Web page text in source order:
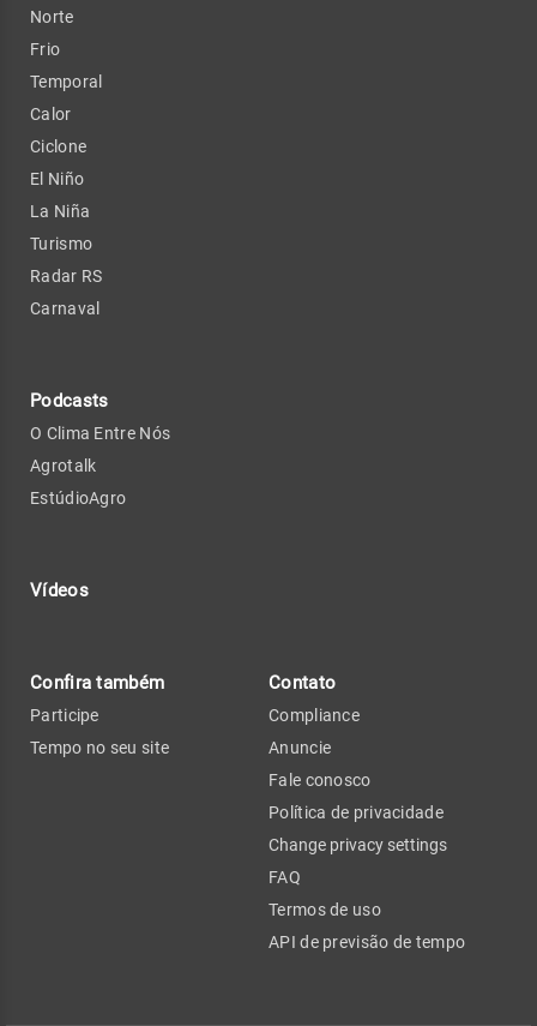
Norte
Frio
Temporal
Calor
Ciclone
El Niño
La Niña
Turismo
Radar RS
Carnaval
Podcasts
O Clima Entre Nós
Agrotalk
EstúdioAgro
Vídeos
Confira também
Participe
Tempo no seu site
Contato
Compliance
Anuncie
Fale conosco
Política de privacidade
Change privacy settings
FAQ
Termos de uso
API de previsão de tempo